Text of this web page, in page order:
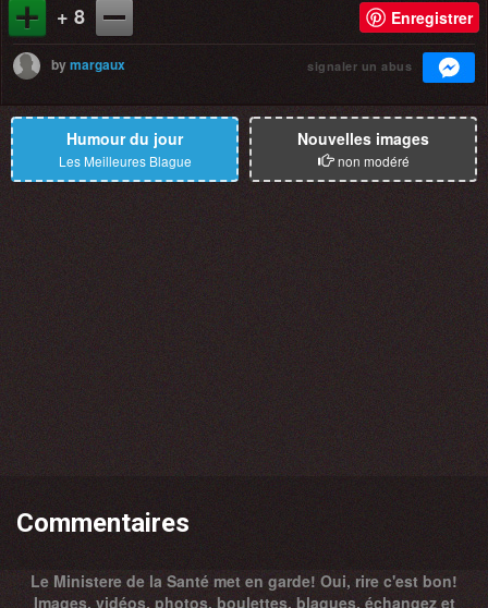
+ 8 Enregistrer
bymargaux signaler un abus
Humour du jour
Les Meilleures Blague
Nouvelles images
non modéré
Commentaires
Le Ministere de la Santé met en garde! Oui, rire c'est bon!
Images, vidéos, photos, boulettes, blagues, échangez et